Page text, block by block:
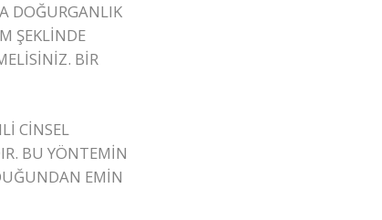
DOĞURGANLIK
ŞEKLİNDE
BİR
CİNSEL
BU YÖNTEMİN
EMİN